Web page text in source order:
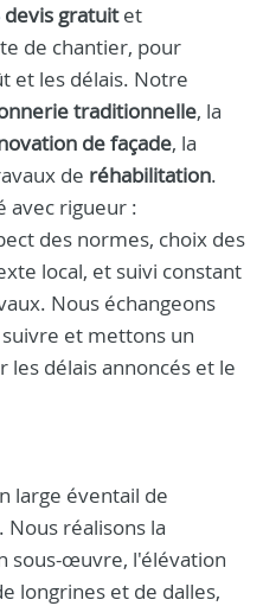
devis gratuitet
de chantier, pour
et les délais. Notre
traditionnelle, la
de façade, la
de réhabilitation.
avec rigueur :
des normes, choix des
local, et suivi constant
Nous échangeons
et mettons un
délais annoncés et le
large éventail de
réalisons la
sous-œuvre, l'élévation
longrines et de dalles,